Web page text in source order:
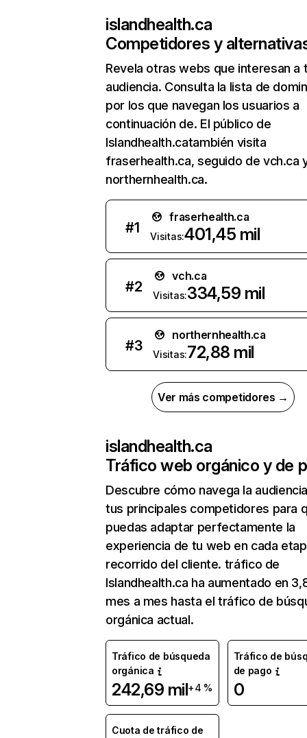
islandhealth.ca
Competidores y
Revela otras webs que interesan a
audiencia. Consulta la lista de
por los que navegan los usuarios a
continuación de. El público de
Islandhealth.catambién visita
fraserhealth.ca, seguido de vch.ca
northernhealth.ca.
#1
fraserhealth.ca
Visitas:401,45 mil
#2
vch.ca
Visitas:334,59 mil
#3
northernhealth.ca
Visitas:72,88 mil
Ver más competidores →
islandhealth.ca
Tráfico web orgánico y de
Descubre cómo navega la
tus principales competidores para
puedas adaptar perfectamente la
experiencia de tu web en cada
recorrido del cliente. tráfico de
Islandhealth.ca ha aumentado en
mes a mes hasta el tráfico de
orgánica actual.
Tráfico de búsqueda
orgánica
242,69 mil+4 %
Tráfico de
de pago
0
Cuota de tráfico de